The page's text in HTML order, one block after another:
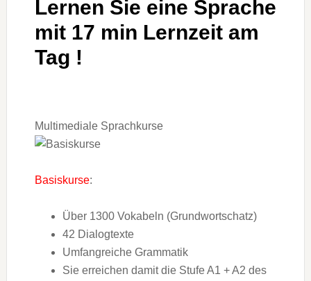
Lernen Sie eine Sprache
mit 17 min Lernzeit am
Tag !
Multimediale Sprachkurse
Basiskurse:
Über 1300 Vokabeln (Grundwortschatz)
42 Dialogtexte
Umfangreiche Grammatik
Sie erreichen damit die Stufe A1 + A2 des